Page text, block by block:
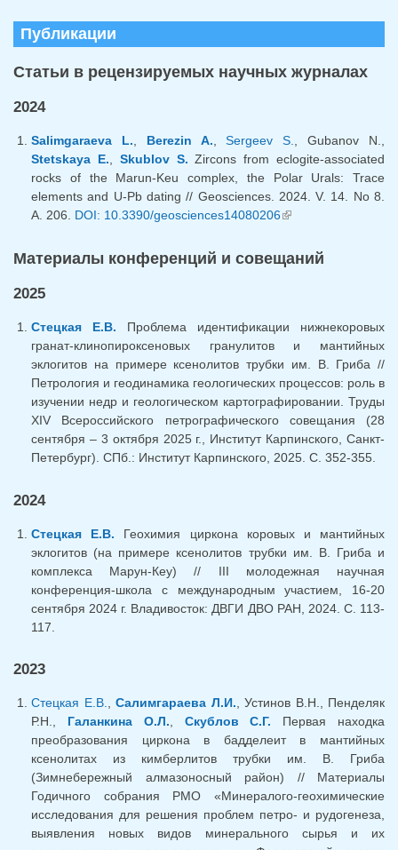
Публикации
Статьи в рецензируемых научных журналах
2024
Salimgaraeva L. Berezin A. ,Sergeev S.
, Gubanov N.,
Stetskaya E.
Skublov S. Zircons from eclogite-associated
rocks of the Marun-Keu complex, the Polar Urals: Trace
elements and U-Pb dating // Geosciences. 2024. V. 14. No 8.
A. 206. DOI: 10.3390/geosciences14080206(внешняя
Материалы конференций и совещаний
2025
Стецкая Е.В. Проблема идентификации нижнекоровых
гранат-клинопироксеновых гранулитов и мантийных
эклогитов на примере ксенолитов трубки им. В. Гриба //
Петрология и геодинамика геологических процессов: роль в
изучении недр и геологическом картографировании. Труды
XIV Всероссийского петрографического совещания (28
сентября – 3 октября 2025 г., Институт Карпинского, Санкт-
Петербург). СПб.: Институт Карпинского, 2025. С. 352-355.
2024
Стецкая Е.В. Геохимия циркона коровых и мантийных
эклогитов (на примере ксенолитов трубки им. В. Гриба и
комплекса Марун-Кеу) // III молодежная научная
конференция-школа с международным участием, 16-20
сентября 2024 г. Владивосток: ДВГИ ДВО РАН, 2024. С. 113-
117.
2023
Стецкая Е.В. Салимгараева Л.И. , Устинов В.Н., Пенделяк
Р.Н., Галанкина О.Л. Скублов С.Г. Первая находка
преобразования циркона в бадделеит в мантийных
ксенолитах из кимберлитов трубки им. В. Гриба
(Зимнебережный алмазоносный район) // Материалы
Годичного собрания РМО «Минералого-геохимические
исследования для решения проблем петро- и рудогенеза,
выявления новых видов минерального сырья и их